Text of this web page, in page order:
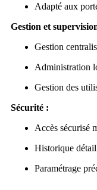
Adapté aux
Gestion et
Gestion
Administration
Gestion des
Sécurité :
Accès sécurisé
Historique
Paramétrage